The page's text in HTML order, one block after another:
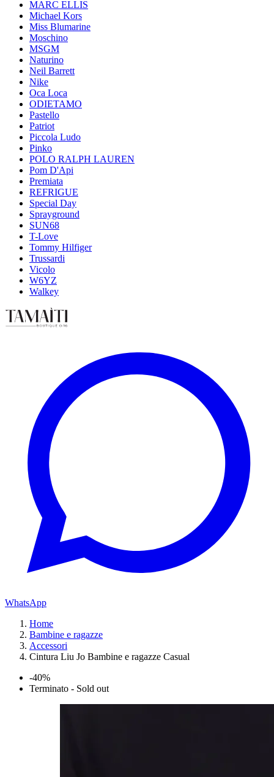
MARC ELLIS
Michael Kors
Miss Blumarine
Moschino
MSGM
Naturino
Neil Barrett
Nike
Oca Loca
ODIETAMO
Pastello
Patriot
Piccola Ludo
Pinko
POLO RALPH LAUREN
Pom D'Api
Premiata
REFRIGUE
Special Day
Sprayground
SUN68
T-Love
Tommy Hilfiger
Trussardi
Vicolo
W6YZ
Walkey
WhatsApp
Home
Bambine e ragazze
Accessori
Cintura Liu Jo Bambine e ragazze Casual
-40%
Terminato - Sold out